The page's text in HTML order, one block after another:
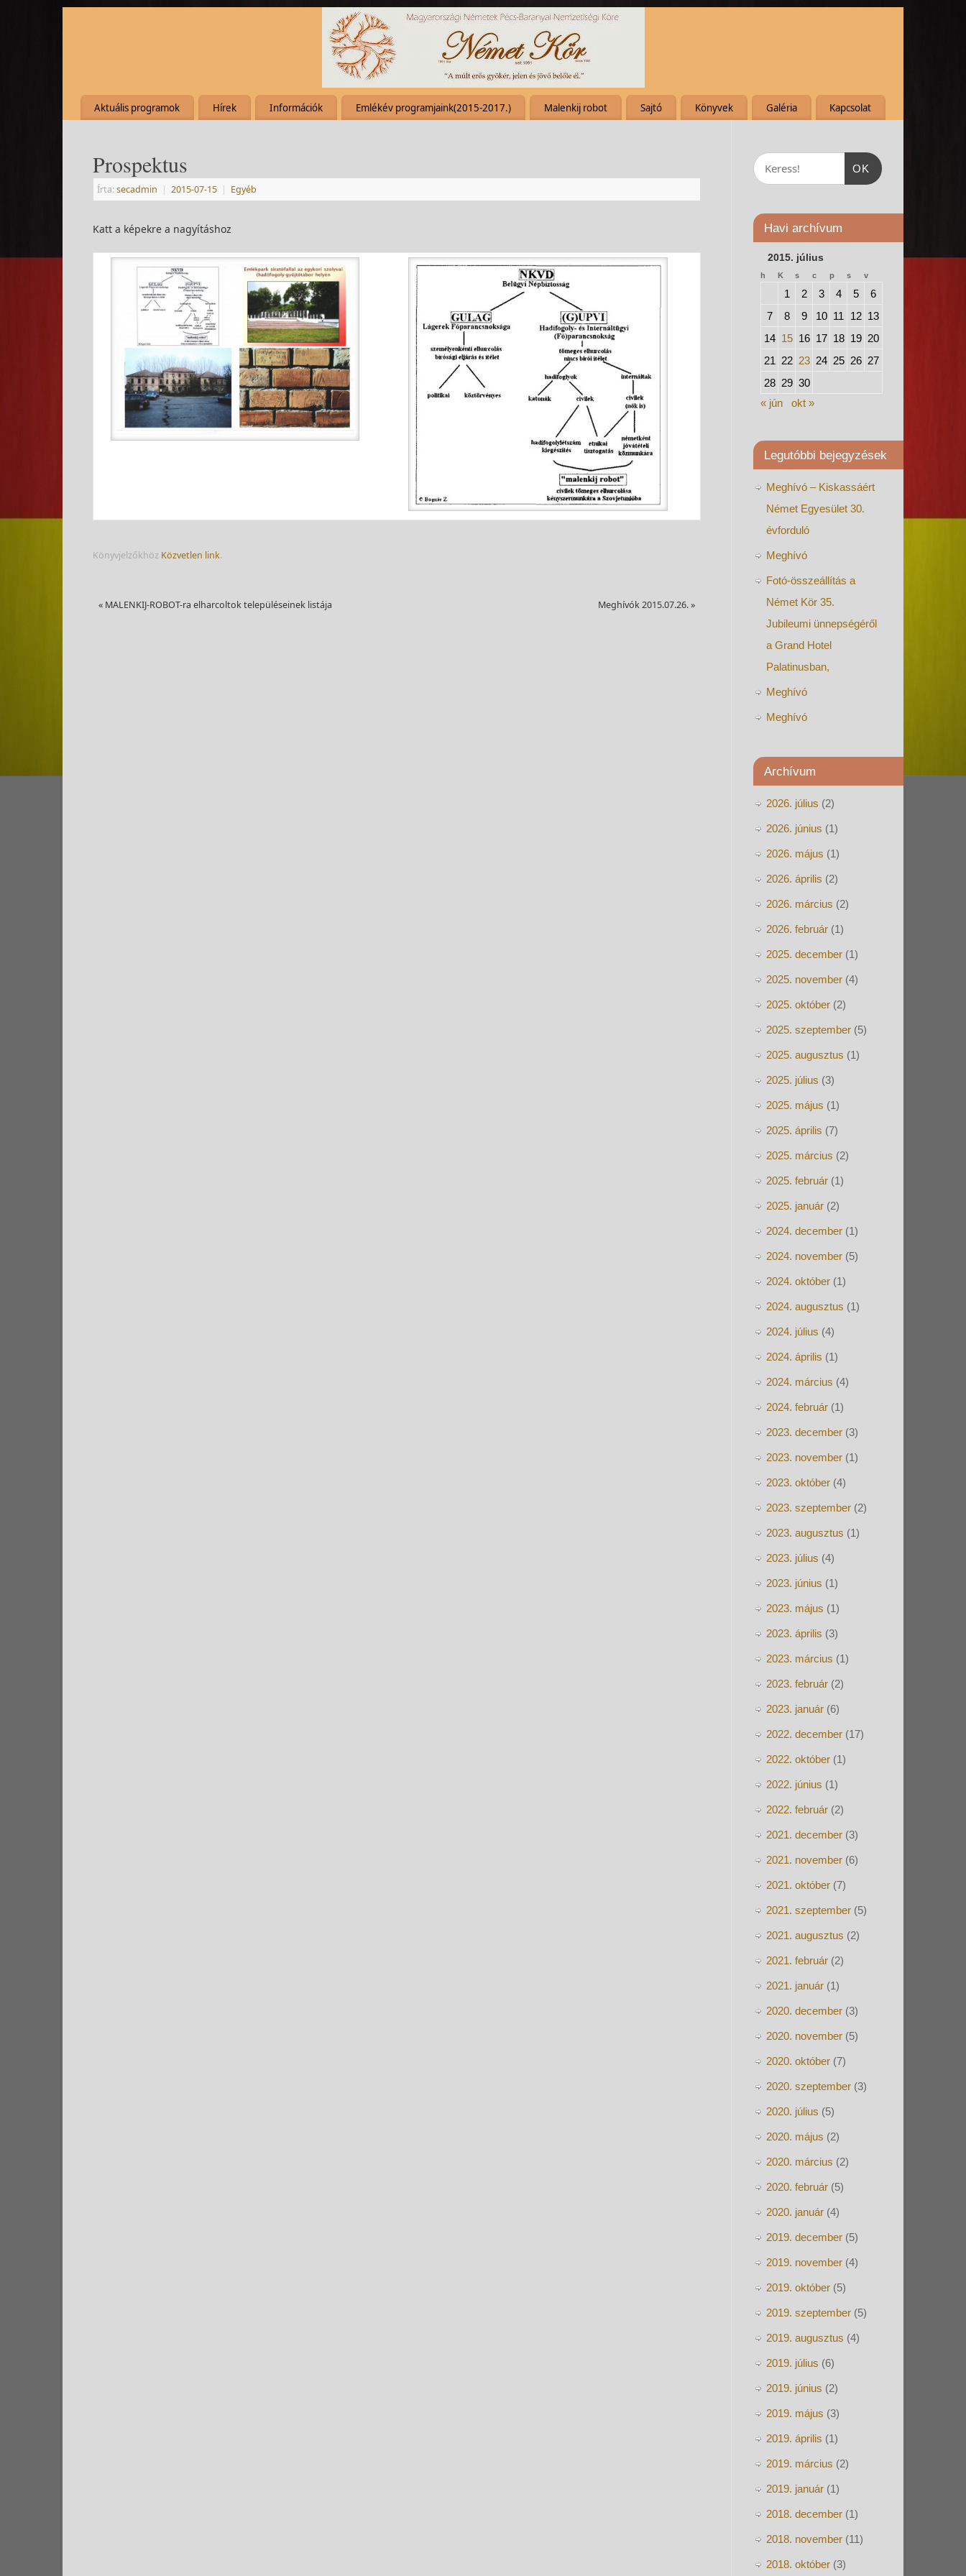
Aktuális programok Hírek Információk Emlékév programjaink(2015-2017.) Malenkij robot Sajtó Könyvek Galéria Kapcsolat
Prospektus
Írta:secadmin | 2015-07-15 | Egyéb
Katt a képekre a nagyításhoz
Könyvjelzőkhöz Közvetlen link.
« MALENKIJ-ROBOT-ra elharcoltok településeinek listája Meghívók 2015.07.26.»
OK
Havi archívum
2015. július
h K s c p s v
1 2 3 4 5
6
7
8 9 10 11 12 13
14 15 16 17 18 19 20
21 22 23 24 25 26 27
28 29 30
« jún
okt »
Legutóbbi bejegyzések
Meghívó – Kiskassáért
Német Egyesület 30.
évforduló
Meghívó
Fotó-összeállítás a
Német Kör 35.
Jubileumi ünnepségéről
a Grand Hotel
Palatinusban,
Meghívó
Meghívó
Archívum
2026. július (2)
2026. június (1)
2026. május (1)
2026. április (2)
2026. március (2)
2026. február (1)
2025. december (1)
2025. november (4)
2025. október (2)
2025. szeptember (5)
2025. augusztus (1)
2025. július (3)
2025. május (1)
2025. április (7)
2025. március (2)
2025. február (1)
2025. január (2)
2024. december (1)
2024. november (5)
2024. október (1)
2024. augusztus (1)
2024. július (4)
2024. április (1)
2024. március (4)
2024. február (1)
2023. december (3)
2023. november (1)
2023. október (4)
2023. szeptember (2)
2023. augusztus (1)
2023. július (4)
2023. június (1)
2023. május (1)
2023. április (3)
2023. március (1)
2023. február (2)
2023. január (6)
2022. december (17)
2022. október (1)
2022. június (1)
2022. február (2)
2021. december (3)
2021. november (6)
2021. október (7)
2021. szeptember (5)
2021. augusztus (2)
2021. február (2)
2021. január (1)
2020. december (3)
2020. november (5)
2020. október (7)
2020. szeptember (3)
2020. július (5)
2020. május (2)
2020. március (2)
2020. február (5)
2020. január (4)
2019. december (5)
2019. november (4)
2019. október (5)
2019. szeptember (5)
2019. augusztus (4)
2019. július (6)
2019. június (2)
2019. május (3)
2019. április (1)
2019. március (2)
2019. január (1)
2018. december (1)
2018. november (11)
2018. október (3)